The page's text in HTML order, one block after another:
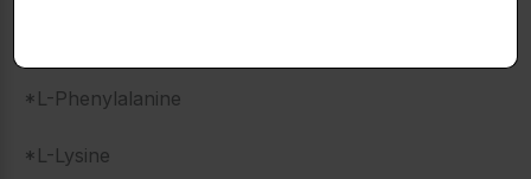
*L-Phenylalanine
*L-Lysine